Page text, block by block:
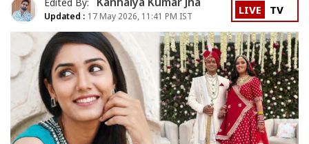
Edited By: Kanhaiya Kumar Jha
Updated : 17 May 2026, 11:41 PM IST LIVE TV